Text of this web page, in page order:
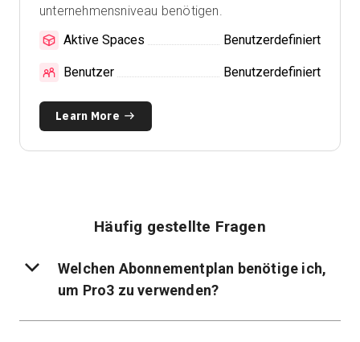
unternehmensniveau benötigen.
Aktive Spaces
Benutzerdefiniert
Benutzer Benutzerdefiniert
Learn More
Häufig gestellte Fragen
Welchen Abonnementplan benötige ich,
um Pro3 zu verwenden?